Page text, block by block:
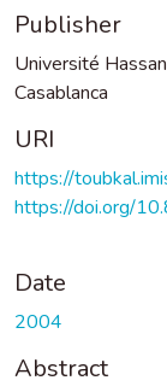
Publisher
Université
Casablanca
URI
https://
https://doi.org/
Date
2004
Abstract